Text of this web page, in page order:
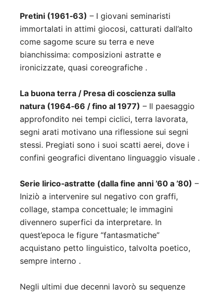
Pretini (1961‑63) – I giovani seminaristi
immortalati in attimi giocosi, catturati dall’alto
come sagome scure su terra e neve
bianchissima: composizioni astratte e
ironicizzate, quasi coreografiche .
La buona terra / Presa di coscienza sulla
natura (1964‑66 / fino al 1977) – Il paesaggio
approfondito nei tempi ciclici, terra lavorata,
segni arati motivano una riflessione sui segni
stessi. Pregiati sono i suoi scatti aerei, dove i
confini geografici diventano linguaggio visuale .
Serie lirico‑astratte (dalla fine anni ’60 a ’80) –
Iniziò a intervenire sul negativo con graffi,
collage, stampa concettuale; le immagini
divennero superfici da interpretare. In
quest’epoca le figure “fantasmatiche”
acquistano petto linguistico, talvolta poetico,
sempre interno .
Negli ultimi due decenni lavorò su sequenze